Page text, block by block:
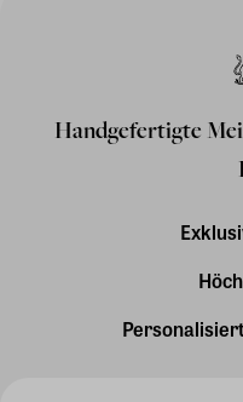
Handgefertigte